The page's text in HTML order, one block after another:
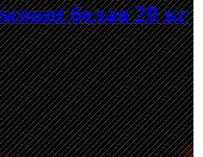
белая 20 кг